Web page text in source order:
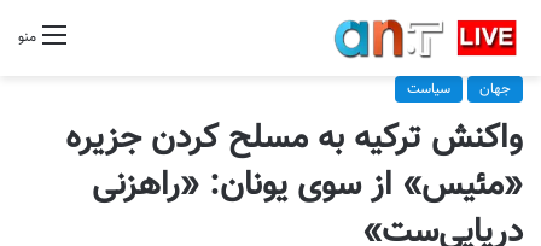
منو
جهان سیاست
واکنش ترکیه به مسلح کردن جزیره
«مئیس» از سوی یونان: «راهزنی
دریایی‌ست»